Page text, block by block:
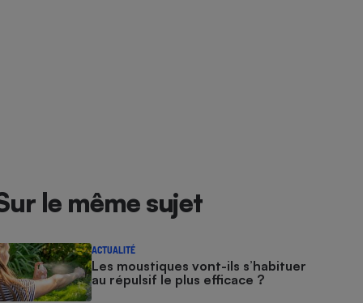
le même sujet
ACTUALITÉ
Les moustiques vont-ils s’habituer
au répulsif le plus efficace ?